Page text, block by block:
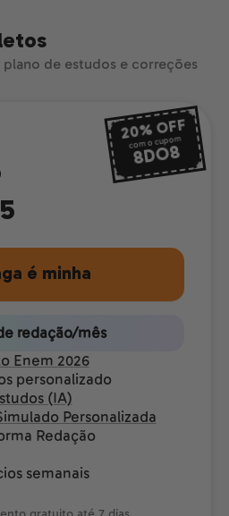
de estudos e correções
20%OFF
com o cupom
8DO8
é minha
redação/mês
Enem 2026
personalizado
(IA)
Personalizada
Redação
semanais